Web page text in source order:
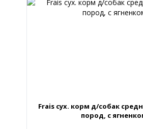
Frais сух. корм д/собак
пород, с